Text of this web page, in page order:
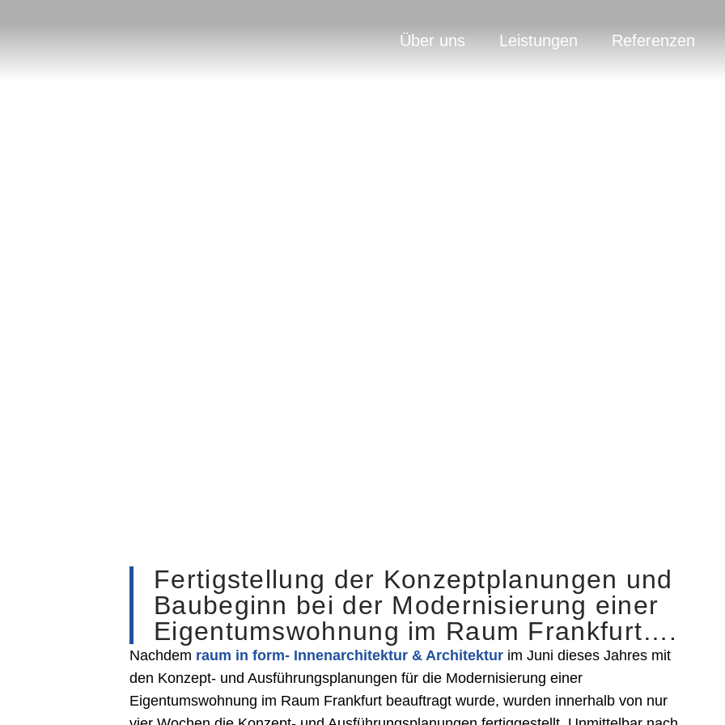
Über uns Leistungen Referenzen
Fertigstellung der Konzeptplanungen und
Baubeginn bei der Modernisierung einer
Eigentumswohnung im Raum Frankfurt….
Nachdem raum in form- Innenarchitektur & Architektur im Juni dieses Jahres mit
den Konzept- und Ausführungsplanungen für die Modernisierung einer
Eigentumswohnung im Raum Frankfurt beauftragt wurde, wurden innerhalb von nur